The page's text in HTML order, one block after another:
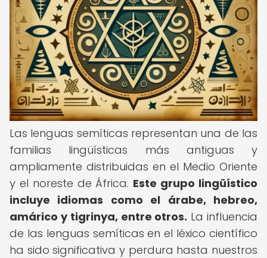
Las lenguas semíticas representan una de las
familias lingüísticas más antiguas y
ampliamente distribuidas en el Medio Oriente
y el noreste de África. Este grupo lingüístico
incluye idiomas como el árabe, hebreo,
amárico y tigrinya, entre otros. La influencia
de las lenguas semíticas en el léxico científico
ha sido significativa y perdura hasta nuestros